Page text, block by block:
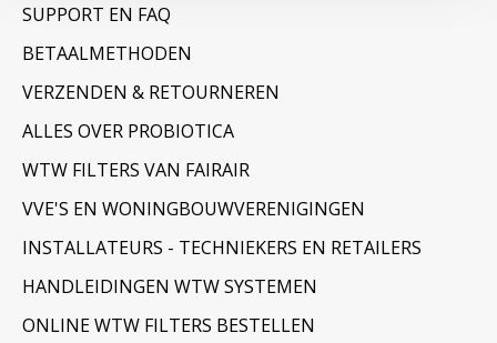
SUPPORT EN FAQ
BETAALMETHODEN
VERZENDEN & RETOURNEREN
ALLES OVER PROBIOTICA
WTW FILTERS VAN FAIRAIR
VVE'S EN WONINGBOUWVERENIGINGEN
INSTALLATEURS - TECHNIEKERS EN RETAILERS
HANDLEIDINGEN WTW SYSTEMEN
ONLINE WTW FILTERS BESTELLEN